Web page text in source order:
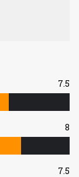
7.5
8
7.5